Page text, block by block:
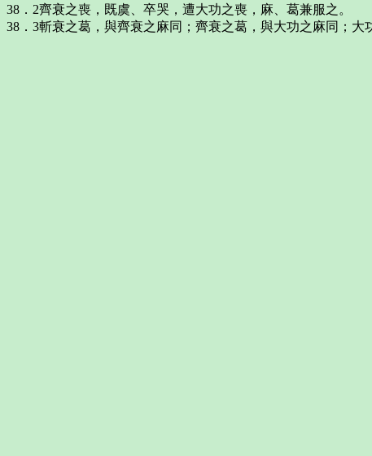
38．2齊衰之喪，既虞、卒哭，遭大功之喪，麻、葛兼服之。
38．3斬衰之葛，與齊衰之麻同；齊衰之葛，與大功之麻同；